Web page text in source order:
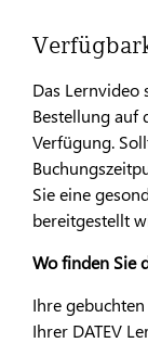
Das Lernvideo
Bestellung auf
Verfügung.
Sie eine
bereitgestellt
Wo finden Sie
Ihre
Ihrer DATEV